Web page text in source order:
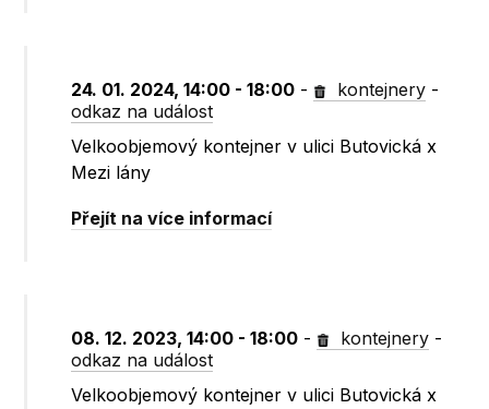
24. 01. 2024, 14:00 - 18:00 - kontejnery -
odkaz na událost
Velkoobjemový kontejner v ulici Butovická x
Mezi lány
Přejít na více informací
08. 12. 2023, 14:00 - 18:00 - kontejnery -
odkaz na událost
Velkoobjemový kontejner v ulici Butovická x